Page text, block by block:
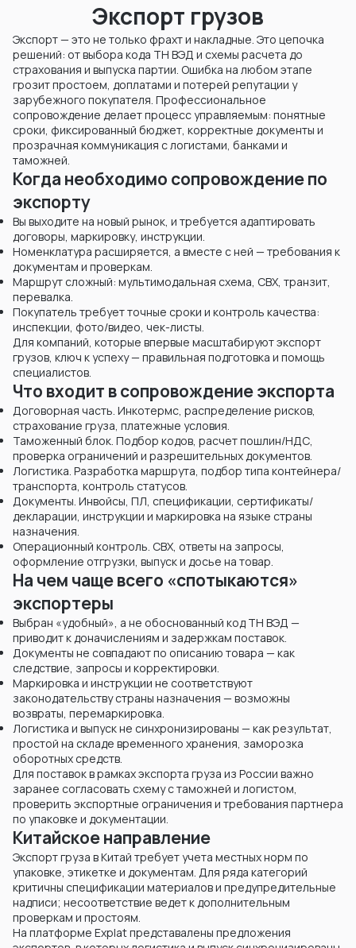
Экспорт грузов
Экспорт — это не только фрахт и накладные. Это цепочка
решений: от выбора кода ТН ВЭД и схемы расчета до
страхования и выпуска партии. Ошибка на любом этапе
грозит простоем, доплатами и потерей репутации у
зарубежного покупателя. Профессиональное
сопровождение делает процесс управляемым: понятные
сроки, фиксированный бюджет, корректные документы и
прозрачная коммуникация с логистами, банками и
таможней.
Когда необходимо сопровождение по
экспорту
Вы выходите на новый рынок, и требуется адаптировать
договоры, маркировку, инструкции.
Номенклатура расширяется, а вместе с ней — требования к
документам и проверкам.
Маршрут сложный: мультимодальная схема, СВХ, транзит,
перевалка.
Покупатель требует точные сроки и контроль качества:
инспекции, фото/видео, чек-листы.
Для компаний, которые впервые масштабируют экспорт
грузов, ключ к успеху — правильная подготовка и помощь
специалистов.
Что входит в сопровождение экспорта
Договорная часть. Инкотермс, распределение рисков,
страхование груза, платежные условия.
Таможенный блок. Подбор кодов, расчет пошлин/НДС,
проверка ограничений и разрешительных документов.
Логистика. Разработка маршрута, подбор типа контейнера/
транспорта, контроль статусов.
Документы. Инвойсы, ПЛ, спецификации, сертификаты/
декларации, инструкции и маркировка на языке страны
назначения.
Операционный контроль. СВХ, ответы на запросы,
оформление отгрузки, выпуск и досье на товар.
На чем чаще всего «спотыкаются»
экспортеры
Выбран «удобный», а не обоснованный код ТН ВЭД —
приводит к доначислениям и задержкам поставок.
Документы не совпадают по описанию товара — как
следствие, запросы и корректировки.
Маркировка и инструкции не соответствуют
законодательству страны назначения — возможны
возвраты, перемаркировка.
Логистика и выпуск не синхронизированы — как результат,
простой на складе временного хранения, заморозка
оборотных средств.
Для поставок в рамках экспорта груза из России важно
заранее согласовать схему с таможней и логистом,
проверить экспортные ограничения и требования партнера
по упаковке и документации.
Китайское направление
Экспорт груза в Китай требует учета местных норм по
упаковке, этикетке и документам. Для ряда категорий
критичны спецификации материалов и предупредительные
надписи; несоответствие ведет к дополнительным
проверкам и простоям.
На платформе Explat представалены предложения